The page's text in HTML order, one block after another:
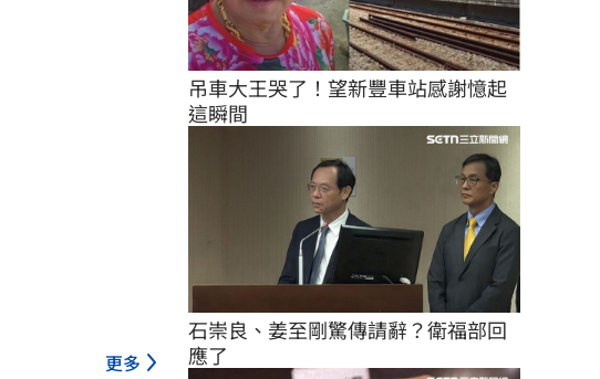
更多
吊車大王哭了！望新豐車站感謝憶起
這瞬間
石崇良、姜至剛驚傳請辭？衛福部回
應了